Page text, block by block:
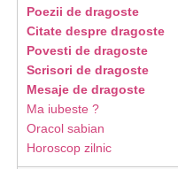
Poezii de dragoste
Citate despre dragoste
Povesti de dragoste
Scrisori de dragoste
Mesaje de dragoste
Ma iubeste ?
Oracol sabian
Horoscop zilnic